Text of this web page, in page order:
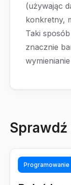
(używając
konkretny,
Taki
znacznie
Programowanie